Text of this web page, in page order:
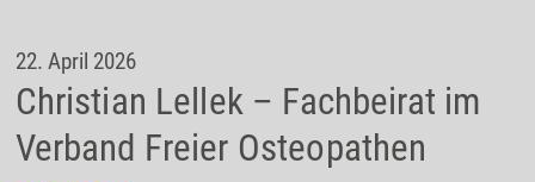
22. April 2026
Christian Lellek – Fachbeirat im
Verband Freier Osteopathen